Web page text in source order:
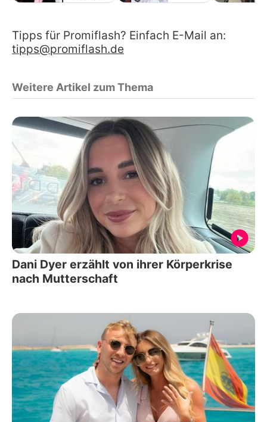
Tipps für Promiflash? Einfach E-Mail an:
tipps@promiflash.de
Weitere Artikel zum Thema
Dani Dyer erzählt von ihrer Körperkrise
nach Mutterschaft